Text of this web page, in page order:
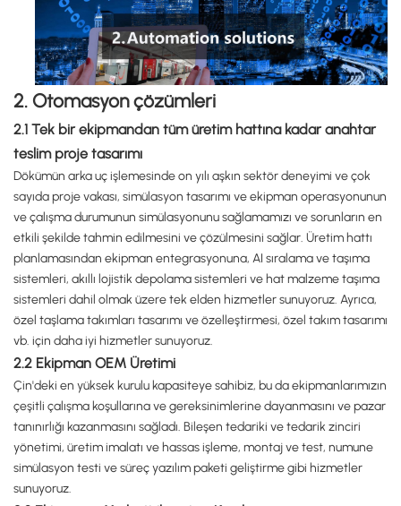
2. Otomasyon çözümleri
2.1 Tek bir ekipmandan tüm üretim hattına kadar anahtar
teslim proje tasarımı
Dökümün arka uç işlemesinde on yılı aşkın sektör deneyimi ve çok
sayıda proje vakası, simülasyon tasarımı ve ekipman operasyonunun
ve çalışma durumunun simülasyonunu sağlamamızı ve sorunların en
etkili şekilde tahmin edilmesini ve çözülmesini sağlar. Üretim hattı
planlamasından ekipman entegrasyonuna, AI sıralama ve taşıma
sistemleri, akıllı lojistik depolama sistemleri ve hat malzeme taşıma
sistemleri dahil olmak üzere tek elden hizmetler sunuyoruz. Ayrıca,
özel taşlama takımları tasarımı ve özelleştirmesi, özel takım tasarımı
vb. için daha iyi hizmetler sunuyoruz.
2.2 Ekipman OEM Üretimi
Çin'deki en yüksek kurulu kapasiteye sahibiz, bu da ekipmanlarımızın
çeşitli çalışma koşullarına ve gereksinimlerine dayanmasını ve pazar
tanınırlığı kazanmasını sağladı. Bileşen tedariki ve tedarik zinciri
yönetimi, üretim imalatı ve hassas işleme, montaj ve test, numune
simülasyon testi ve süreç yazılım paketi geliştirme gibi hizmetler
sunuyoruz.